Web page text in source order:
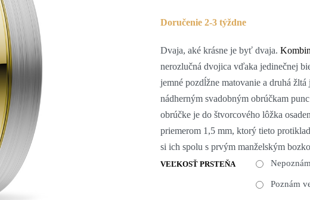
Doručenie 2-3 týždne
Dvaja, aké krásne je byť dvaja.
nerozlučná dvojica vďaka jedinečnej
jemné pozdĺžne matovanie a druhá
nádherným svadobným obrúčkam
obrúčke je do štvorcového lôžka
priemerom 1,5 mm, ktorý tieto
si ich spolu s prvým manželským
VEĽKOSŤ PRSTEŇA
Poznám